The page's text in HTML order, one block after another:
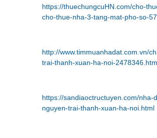
https://thuechungcuHN.com/cho-
cho-thue-nha-3-tang-mat-pho-so-
http://www.timmuanhadat.com.vn/
trai-thanh-xuan-ha-noi-
https://sandiaoctructuyen.com/
nguyen-trai-thanh-xuan-ha-noi.html